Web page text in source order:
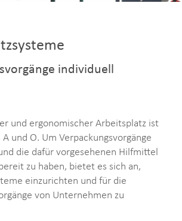
individuell
und ergonomischer Arbeitsplatz ist
und O. Um Verpackungsvorgänge
die dafür vorgesehenen Hilfmittel
zu haben, bietet es sich an,
einzurichten und für die
von Unternehmen zu